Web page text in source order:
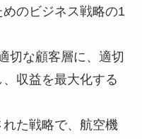
のビジネス戦略の1
切な顧客層に、適切
収益を最大化する
た戦略で、航空機